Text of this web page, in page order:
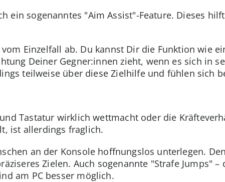
ein sogenanntes "Aim Assist"-Feature. Dieses
Einzelfall ab. Du kannst Dir die Funktion wie
Deiner Gegner:innen zieht, wenn es sich in
teilweise über diese Zielhilfe und fühlen sich
Tastatur wirklich wettmacht oder die
ist allerdings fraglich.
an der Konsole hoffnungslos unterlegen.
Zielen. Auch sogenannte "Strafe Jumps" –
am PC besser möglich.